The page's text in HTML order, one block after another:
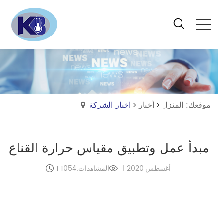
موقعك: المنزل أخبار اخبار الشركة
مبدأ عمل وتطبيق مقياس حرارة القناع
1 أغسطس 2020 | المشاهدات:1054